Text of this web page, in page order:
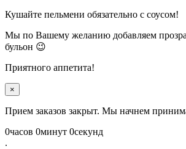
Кушайте пельмени обязательно с соусом!
Мы по Вашему желанию добавляем
бульон 😉
Приятного аппетита!
×
Прием заказов закрыт. Мы начнем
0часов 0минут 0секунд
.